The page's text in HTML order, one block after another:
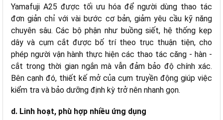
Yamafuji A25 được tối ưu hóa để người dùng thao tác
đơn giản chỉ với vài bước cơ bản, giảm yêu cầu kỹ năng
chuyên sâu. Các bộ phận như buồng siết, hệ thống kẹp
dây và cụm cắt được bố trí theo trục thuận tiện, cho
phép người vận hành thực hiện các thao tác căng - hàn -
cắt trong thời gian ngắn mà vẫn đảm bảo độ chính xác.
Bên cạnh đó, thiết kế mở của cụm truyền động giúp việc
kiểm tra và bảo dưỡng định kỳ trở nên nhanh gọn.
d. Linh hoạt, phù hợp nhiều ứng dụng